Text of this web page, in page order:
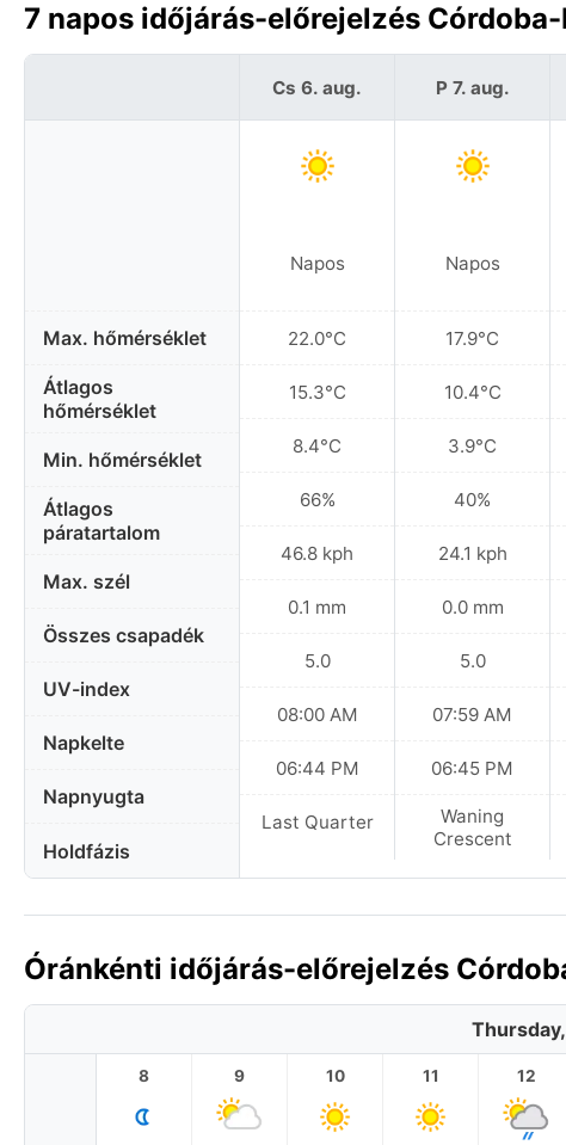
7 napos időjárás-előrejelzés
Max. hőmérséklet
Átlagos
hőmérséklet
Min. hőmérséklet
Átlagos
páratartalom
Max. szél
Összes csapadék
UV-index
Napkelte
Napnyugta
Holdfázis
Cs 6. aug.
Napos
22.0°C
15.3°C
8.4°C
66%
46.8 kph
0.1 mm
5.0
08:00 AM
06:44 PM
Last Quarter
P 7. aug.
Napos
17.9°C
10.4°C
3.9°C
40%
24.1 kph
0.0 mm
5.0
07:59 AM
06:45 PM
Waning
Crescent
Óránkénti időjárás-előrejelzés
8 9 10 11 12